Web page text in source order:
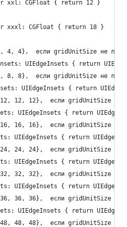
xxl: CGFloat { return 12 }
xxxl: CGFloat { return 18 }
4, 4},  если gridUnitSize не
UIEdgeInsets { return
8, 8},  если gridUnitSize не
UIEdgeInsets { return
12, 12},  если gridUnitSize не
UIEdgeInsets { return
16, 16},  если gridUnitSize не
UIEdgeInsets { return
24, 24},  если gridUnitSize не
UIEdgeInsets { return
32, 32},  если gridUnitSize не
UIEdgeInsets { return
36, 36},  если gridUnitSize не
UIEdgeInsets { return
48, 48},  если gridUnitSize не